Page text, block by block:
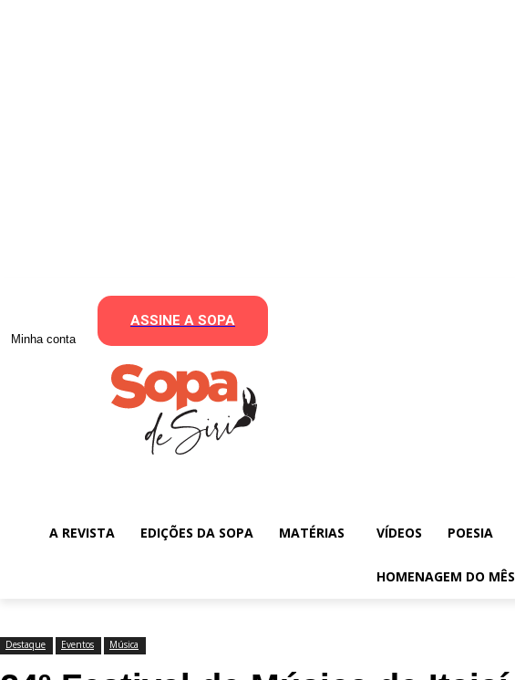
Minha conta
ASSINE A SOPA
A REVISTA EDIÇÕES DA SOPA MATÉRIAS VÍDEOS POESIA
HOMENAGEM DO MÊS
Destaque Eventos Música